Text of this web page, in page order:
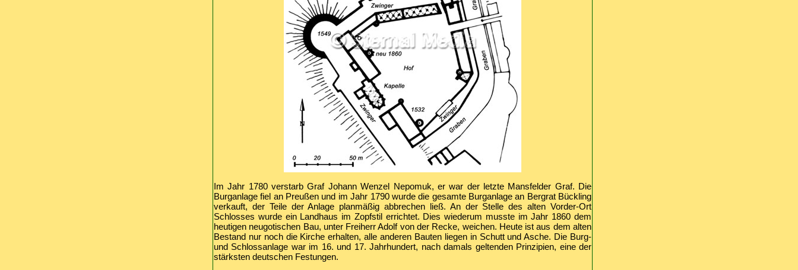
Im Jahr 1780 verstarb Graf Johann Wenzel Nepomuk, er war der letzte Mansfelder Graf. Die
Burganlage fiel an Preußen und im Jahr 1790 wurde die gesamte Burganlage an Bergrat Bückling
verkauft, der Teile der Anlage planmäßig abbrechen ließ. An der Stelle des alten Vorder-Ort
Schlosses wurde ein Landhaus im Zopfstil errichtet. Dies wiederum musste im Jahr 1860 dem
heutigen neugotischen Bau, unter Freiherr Adolf von der Recke, weichen. Heute ist aus dem alten
Bestand nur noch die Kirche erhalten, alle anderen Bauten liegen in Schutt und Asche. Die Burg-
und Schlossanlage war im 16. und 17. Jahrhundert, nach damals geltenden Prinzipien, eine der
stärksten deutschen Festungen.